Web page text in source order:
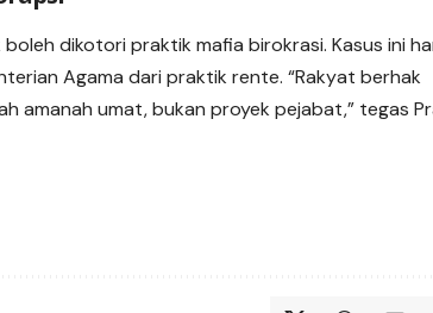
dikotori praktik mafia birokrasi. Kasus ini
Agama dari praktik rente. “Rakyat berhak
amanah umat, bukan proyek pejabat,” tegas